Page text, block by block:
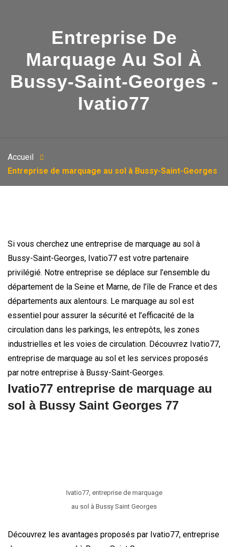
Entreprise De
Marquage Au Sol À
Bussy-Saint-Georges -
Ivatio77
Accueil
Entreprise de marquage au sol à Bussy-Saint-Georges
Si vous cherchez une entreprise de marquage au sol à
Bussy-Saint-Georges, Ivatio77 est votre partenaire
privilégié. Notre entreprise se déplace sur l’ensemble du
département de la Seine et Marne, de l’île de France et des
départements aux alentours. Le marquage au sol est
essentiel pour assurer la sécurité et l’efficacité de la
circulation dans les parkings, les entrepôts, les zones
industrielles et les voies de circulation. Découvrez Ivatio77,
entreprise de marquage au sol et les services proposés
par notre entreprise à Bussy-Saint-Georges.
Ivatio77 entreprise de marquage au
sol à Bussy Saint Georges 77
Ivatio77, entreprise de marquage
au sol à Bussy Saint Georges
Découvrez les avantages proposés par Ivatio77, entreprise